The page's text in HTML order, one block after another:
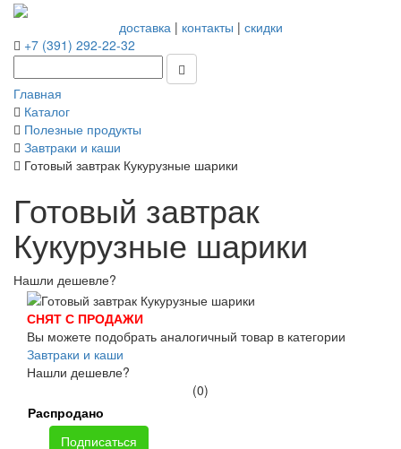
доставка| контакты | скидки
+7 (391) 292-22-32
Главная
Каталог
Полезные продукты
Завтраки и каши
Готовый завтрак Кукурузные шарики
Готовый завтрак
Кукурузные шарики
Нашли дешевле?
СНЯТ С ПРОДАЖИ
Вы можете подобрать аналогичный товар в категории
Завтраки и каши
Нашли дешевле?
(0)
Распродано
Подписаться